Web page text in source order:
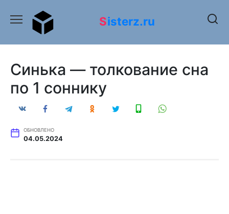
содержанию
Sisterz.ru
Синька — толкование сна
по 1 соннику
ОБНОВЛЕНО
04.05.2024